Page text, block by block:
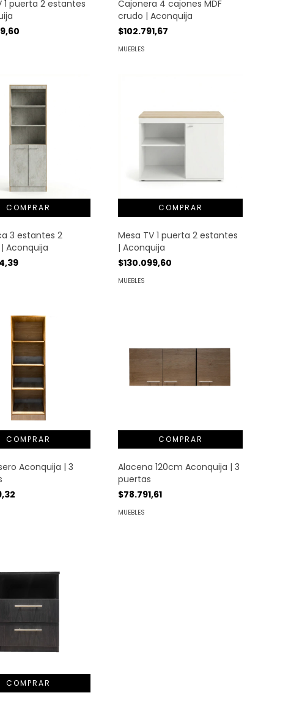
1 puerta 2 estantes
Cajonera 4 cajones MDF
crudo | Aconquija
$102.791,67
MUEBLES
3 estantes 2
Aconquija
Mesa TV 1 puerta 2 estantes
| Aconquija
$130.099,60
MUEBLES
Aconquija | 3
Alacena 120cm Aconquija | 3
puertas
$78.791,61
MUEBLES